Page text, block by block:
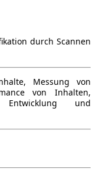
durch Scannen
Messung von
von Inhalten,
Entwicklung und